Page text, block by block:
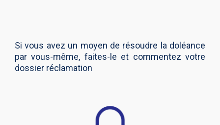
Si vous avez un moyen de résoudre la doléance
par vous-même, faites-le et commentez votre
dossier réclamation